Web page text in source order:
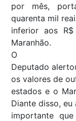
por mês,
quarenta mil
inferior aos
Maranhão.
O
Deputado
os valores de
estados e o
Diante disso, eu
importante